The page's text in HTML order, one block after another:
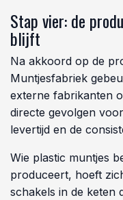
Stap vier: de
blijft
Na akkoord op de
Muntjesfabriek
externe fabrikanten
directe gevolgen
levertijd en de
Wie plastic muntjes
produceert, hoeft
schakels in de keten